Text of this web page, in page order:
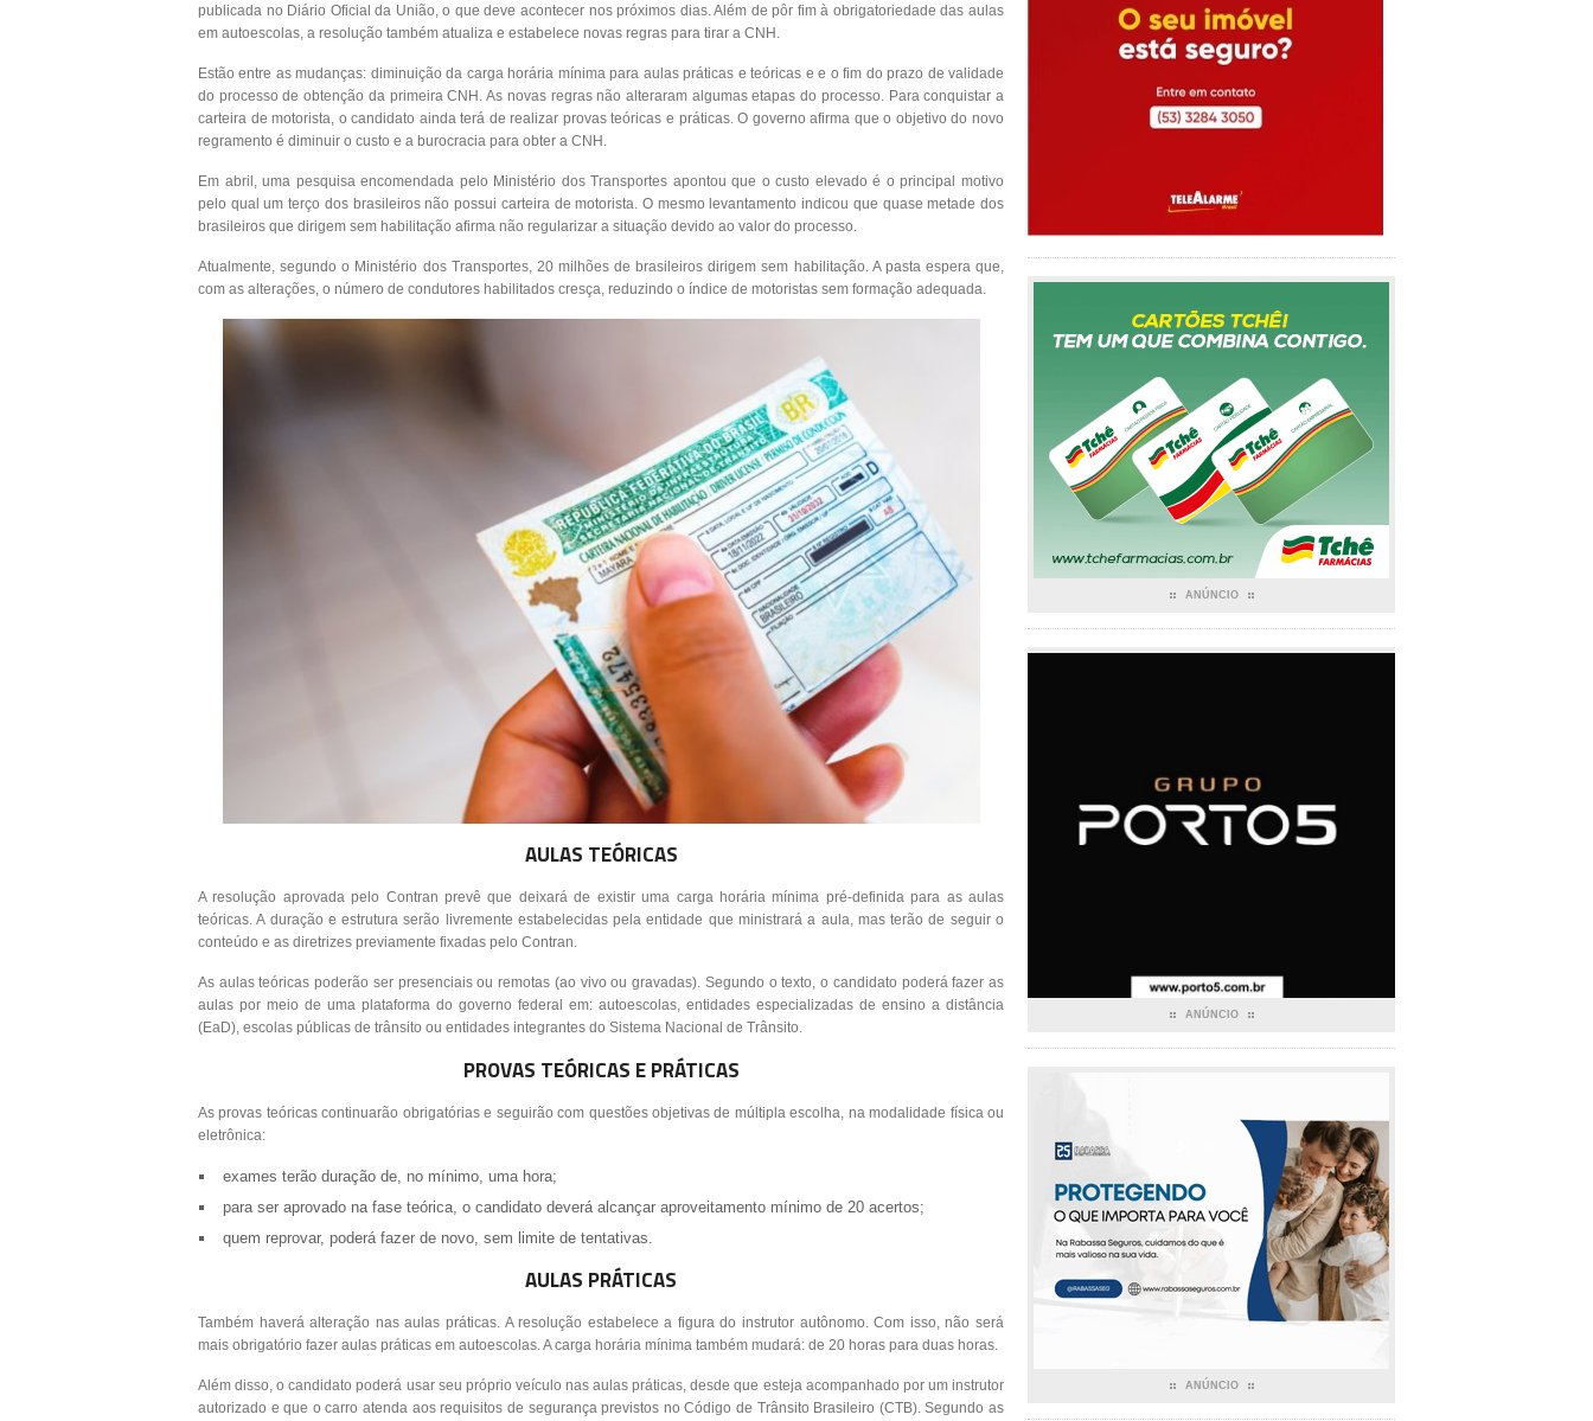
publicada no Diário Oficial da União, o que deve acontecer nos próximos dias. Além de pôr fim à obrigatoriedade das aulas
em autoescolas, a resolução também atualiza e estabelece novas regras para tirar a CNH.
Estão entre as mudanças: diminuição da carga horária mínima para aulas práticas e teóricas e e o fim do prazo de validade
do processo de obtenção da primeira CNH. As novas regras não alteraram algumas etapas do processo. Para conquistar a
carteira de motorista, o candidato ainda terá de realizar provas teóricas e práticas. O governo afirma que o objetivo do novo
regramento é diminuir o custo e a burocracia para obter a CNH.
Em abril, uma pesquisa encomendada pelo Ministério dos Transportes apontou que o custo elevado é o principal motivo
pelo qual um terço dos brasileiros não possui carteira de motorista. O mesmo levantamento indicou que quase metade dos
brasileiros que dirigem sem habilitação afirma não regularizar a situação devido ao valor do processo.
Atualmente, segundo o Ministério dos Transportes, 20 milhões de brasileiros dirigem sem habilitação. A pasta espera que,
com as alterações, o número de condutores habilitados cresça, reduzindo o índice de motoristas sem formação adequada.
AULAS TEÓRICAS
A resolução aprovada pelo Contran prevê que deixará de existir uma carga horária mínima pré-definida para as aulas
teóricas. A duração e estrutura serão livremente estabelecidas pela entidade que ministrará a aula, mas terão de seguir o
conteúdo e as diretrizes previamente fixadas pelo Contran.
As aulas teóricas poderão ser presenciais ou remotas (ao vivo ou gravadas). Segundo o texto, o candidato poderá fazer as
aulas por meio de uma plataforma do governo federal em: autoescolas, entidades especializadas de ensino a distância
(EaD), escolas públicas de trânsito ou entidades integrantes do Sistema Nacional de Trânsito.
PROVAS TEÓRICAS E PRÁTICAS
As provas teóricas continuarão obrigatórias e seguirão com questões objetivas de múltipla escolha, na modalidade física ou
eletrônica:
exames terão duração de, no mínimo, uma hora;
para ser aprovado na fase teórica, o candidato deverá alcançar aproveitamento mínimo de 20 acertos;
quem reprovar, poderá fazer de novo, sem limite de tentativas.
AULAS PRÁTICAS
Também haverá alteração nas aulas práticas. A resolução estabelece a figura do instrutor autônomo. Com isso, não será
mais obrigatório fazer aulas práticas em autoescolas. A carga horária mínima também mudará: de 20 horas para duas horas.
Além disso, o candidato poderá usar seu próprio veículo nas aulas práticas, desde que esteja acompanhado por um instrutor
autorizado e que o carro atenda aos requisitos de segurança previstos no Código de Trânsito Brasileiro (CTB). Segundo as
ANÚNCIO
ANÚNCIO
ANÚNCIO